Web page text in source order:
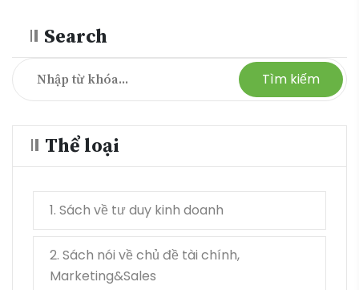
Search
Tìm kiếm
Thể loại
1. Sách về tư duy kinh doanh
2. Sách nói về chủ đề tài chính,
Marketing&Sales